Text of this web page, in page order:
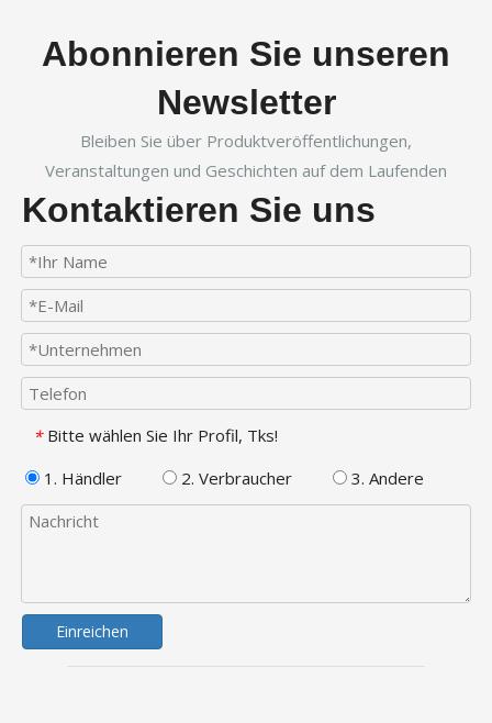
Abonnieren Sie unseren
Newsletter
Bleiben Sie über Produktveröffentlichungen,
Veranstaltungen und Geschichten auf dem Laufenden
Kontaktieren Sie uns
* Bitte wählen Sie Ihr Profil, Tks!
1. Händler
2. Verbraucher 3. Andere
Einreichen